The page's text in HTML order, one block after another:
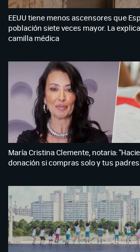
EEUU tiene menos ascensores que
población siete veces mayor. La
camilla médica
María Cristina Clemente, notaria:
donación si compras solo y tus